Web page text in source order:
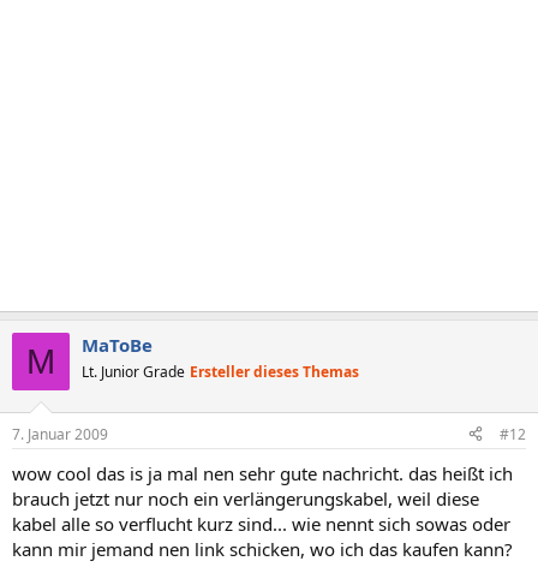
M MaToBe
Lt. Junior Grade Ersteller dieses Themas
7. Januar 2009 #12
wow cool das is ja mal nen sehr gute nachricht. das heißt ich
brauch jetzt nur noch ein verlängerungskabel, weil diese
kabel alle so verflucht kurz sind... wie nennt sich sowas oder
kann mir jemand nen link schicken, wo ich das kaufen kann?